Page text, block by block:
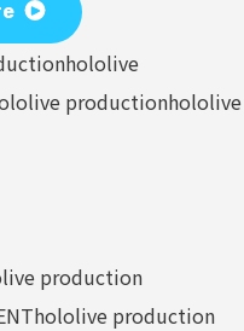
hololive
productionhololive
production
hololive production